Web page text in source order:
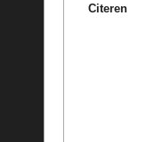
Citeren